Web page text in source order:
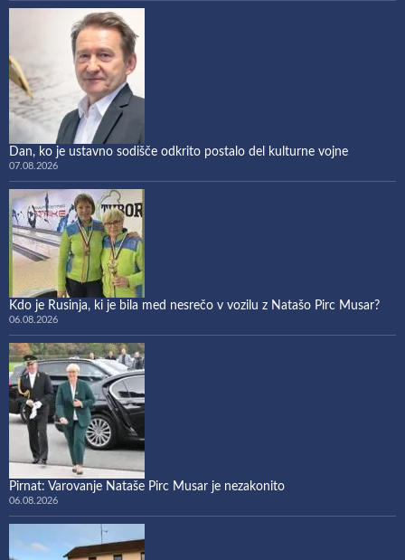
Dan, ko je ustavno sodišče odkrito postalo del kulturne vojne
07.08.2026
Kdo je Rusinja, ki je bila med nesrečo v vozilu z Natašo Pirc Musar?
06.08.2026
Pirnat: Varovanje Nataše Pirc Musar je nezakonito
06.08.2026